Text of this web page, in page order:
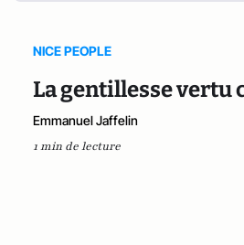
NICE PEOPLE
La gentillesse vertu
Emmanuel Jaffelin
1 min de lecture